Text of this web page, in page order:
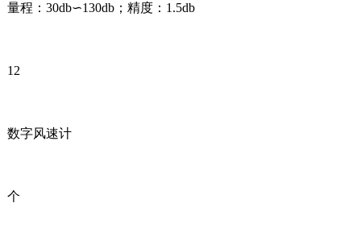
量程：30db∽130db；精度：1.5db
12
数字风速计
个